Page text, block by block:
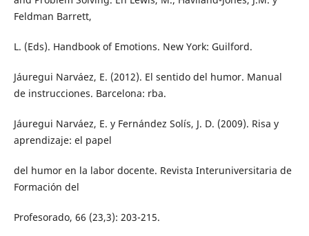
Feldman Barrett,
L. (Eds). Handbook of Emotions. New York: Guilford.
Jáuregui Narváez, E. (2012). El sentido del humor. Manual
de instrucciones. Barcelona: rba.
Jáuregui Narváez, E. y Fernández Solís, J. D. (2009). Risa y
aprendizaje: el papel
del humor en la labor docente. Revista Interuniversitaria de
Formación del
Profesorado, 66 (23,3): 203-215.